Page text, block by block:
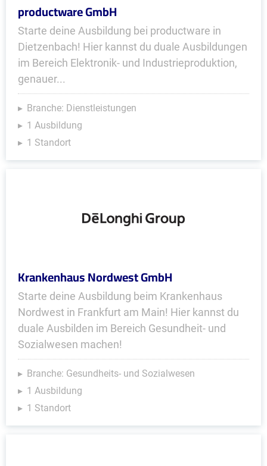
productware GmbH
Starte deine Ausbildung bei productware in
Dietzenbach! Hier kannst du duale Ausbildungen
im Bereich Elektronik- und Industrieproduktion,
genauer...
Branche: Dienstleistungen
1 Ausbildung
1 Standort
Krankenhaus Nordwest GmbH
Starte deine Ausbildung beim Krankenhaus
Nordwest in Frankfurt am Main! Hier kannst du
duale Ausbilden im Bereich Gesundheit- und
Sozialwesen machen!
Branche: Gesundheits- und Sozialwesen
1 Ausbildung
1 Standort